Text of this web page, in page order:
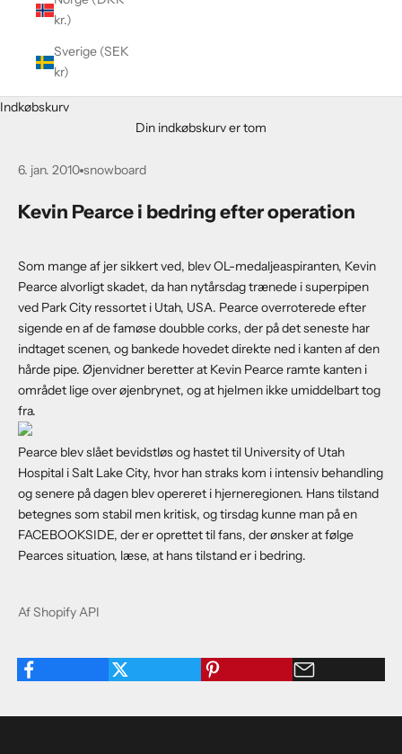
kr.)
Sverige (SEK
kr)
Indkøbskurv
Din indkøbskurv er tom
6. jan. 2010 snowboard
Kevin Pearce i bedring efter operation
Som mange af jer sikkert ved, blev OL-medaljeaspiranten, Kevin
Pearce alvorligt skadet, da han nytårsdag trænede i superpipen
ved Park City ressortet i Utah, USA. Pearce overroterede efter
sigende en af de famøse doubble corks, der på det seneste har
indtaget scenen, og bankede hovedet direkte ned i kanten af den
hårde pipe. Øjenvidner beretter at Kevin Pearce ramte kanten i
området lige over øjenbrynet, og at hjelmen ikke umiddelbart tog
fra.
Pearce blev slået bevidstløs og hastet til University of Utah
Hospital i Salt Lake City, hvor han straks kom i intensiv behandling
og senere på dagen blev opereret i hjerneregionen. Hans tilstand
betegnes som stabil men kritisk, og tirsdag kunne man på en
FACEBOOKSIDE, der er oprettet til fans, der ønsker at følge
Pearces situation, læse, at hans tilstand er i bedring.
Af Shopify API